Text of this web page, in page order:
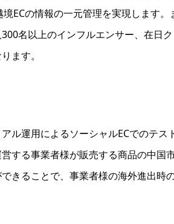
境ECの情報の一元管理を実現します
名以上のインフルエンサー、在日
ます。
アル運用によるソーシャルECでのテ
営する事業者様が販売する商品の中
きることで、事業者様の海外進出時